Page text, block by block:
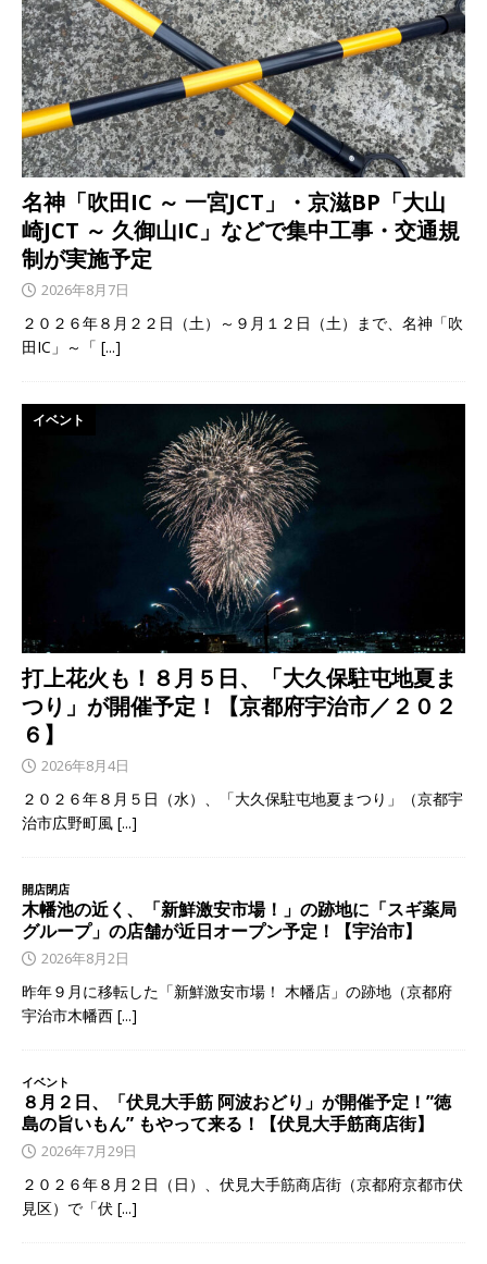
名神「吹田IC ～ 一宮JCT」・京滋BP「大山
崎JCT ～ 久御山IC」などで集中工事・交通規
制が実施予定
2026年8月7日
２０２６年８月２２日（土）～９月１２日（土）まで、名神「吹
田IC」～「 [...]
打上花火も！８月５日、「大久保駐屯地夏ま
つり」が開催予定！【京都府宇治市／２０２
６】
イベント
2026年8月4日
２０２６年８月５日（水）、「大久保駐屯地夏まつり」（京都宇
治市広野町風 [...]
開店閉店
木幡池の近く、「新鮮激安市場！」の跡地に「スギ薬局
グループ」の店舗が近日オープン予定！【宇治市】
2026年8月2日
昨年９月に移転した「新鮮激安市場！ 木幡店」の跡地（京都府
宇治市木幡西 [...]
イベント
８月２日、「伏見大手筋 阿波おどり」が開催予定！”徳
島の旨いもん” もやって来る！【伏見大手筋商店街】
2026年7月29日
２０２６年８月２日（日）、伏見大手筋商店街（京都府京都市伏
見区）で「伏 [...]